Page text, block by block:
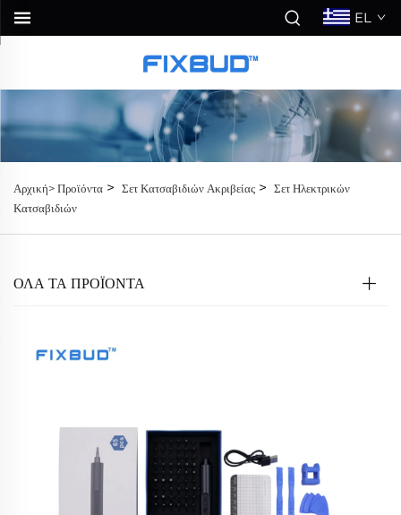
EL
Αρχική>Προϊόντα > Σετ Κατσαβιδιών Ακριβείας > Σετ Ηλεκτρικών
Κατσαβιδιών
ΟΛΑ ΤΑ ΠΡΟΪΟΝΤΑ